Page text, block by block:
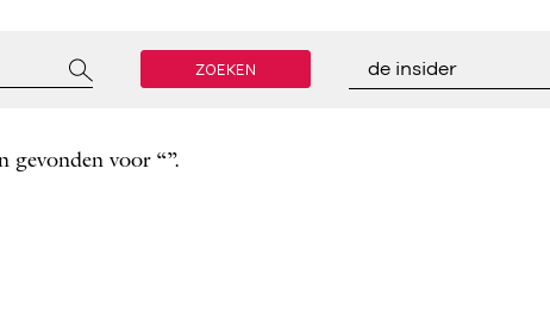
ZOEKEN de insider
gevonden voor “”.